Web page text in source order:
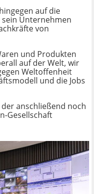
auf die
Unternehmen
von
und Produkten
auf der Welt, wir
Weltoffenheit
und die Jobs
anschließend noch
Gesellschaft